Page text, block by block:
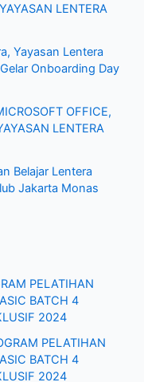
LENTERA
Yayasan Lentera
Onboarding Day
OFFICE,
LENTERA
Belajar Lentera
Jakarta Monas
PELATIHAN
BATCH 4
2024
PELATIHAN
BATCH 4
2024